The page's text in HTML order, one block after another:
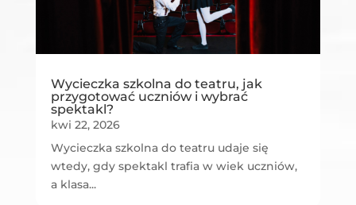
Wycieczka szkolna do teatru, jak
przygotować uczniów i wybrać
spektakl?
kwi 22, 2026
Wycieczka szkolna do teatru udaje się
wtedy, gdy spektakl trafia w wiek uczniów,
a klasa...